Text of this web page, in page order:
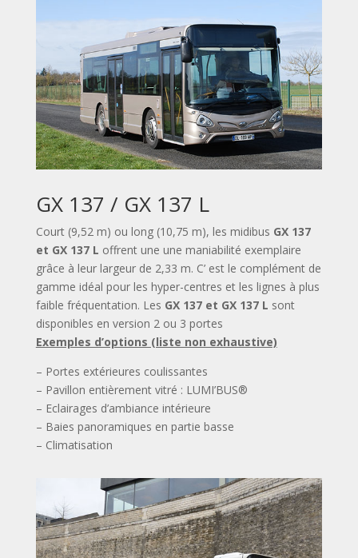
GX 137 / GX 137 L
Court (9,52 m) ou long (10,75 m), les midibus GX 137
et GX 137 L offrent une une maniabilité exemplaire
grâce à leur largeur de 2,33 m. C’ est le complément de
gamme idéal pour les hyper-centres et les lignes à plus
faible fréquentation. Les GX 137 et GX 137 L sont
disponibles en version 2 ou 3 portes
Exemples d’options (liste non exhaustive)
– Portes extérieures coulissantes
– Pavillon entièrement vitré : LUMI’BUS®
– Eclairages d’ambiance intérieure
– Baies panoramiques en partie basse
– Climatisation